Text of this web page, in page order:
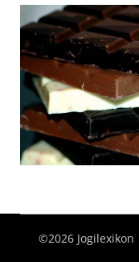
©2026 Jogilexikon